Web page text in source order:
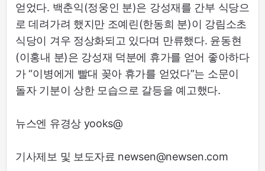
얻었다. 백춘익(정웅인 분)은 강성재를 간부 식당으
로 데려가려 했지만 조예린(한동희 분)이 강림소초
식당이 겨우 정상화되고 있다며 만류했다. 윤동현
(이홍내 분)은 강성재 덕분에 휴가를 얻어 좋아하다
가 “이병에게 빨대 꽂아 휴가를 얻었다”는 소문이
돌자 기분이 상한 모습으로 갈등을 예고했다.
뉴스엔 유경상 yooks@
기사제보 및 보도자료 newsen@newsen.com